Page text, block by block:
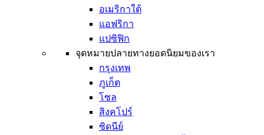
อเมริกาใต้
แอฟริกา
แปซิฟิก
จุดหมายปลายทางยอดนิยมของเรา
กรุงเทพ
ภูเก็ต
โซล
สิงคโปร์
ซิดนีย์